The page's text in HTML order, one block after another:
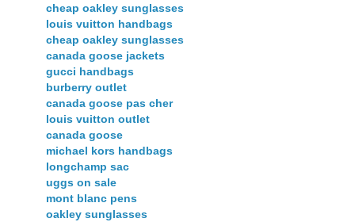
cheap oakley sunglasses
louis vuitton handbags
cheap oakley sunglasses
canada goose jackets
gucci handbags
burberry outlet
canada goose pas cher
louis vuitton outlet
canada goose
michael kors handbags
longchamp sac
uggs on sale
mont blanc pens
oakley sunglasses